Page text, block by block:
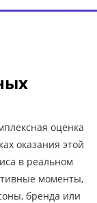
оценка
оказания этой
в реальном
моменты,
бренда или